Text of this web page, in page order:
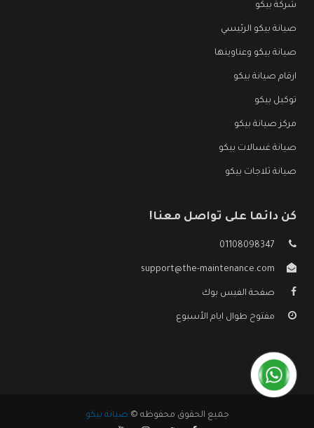
شركة بيكو
صيانة بيكو الرئيسي
صيانة بيكو وعناوينها
ارقام صيانة بيكو
توكيل بيكو
مركز صيانة بيكو
صيانة غسالات بيكو
صيانة ثلاجات بيكو
كن دائما على تواصل معنا!
01108098347
support@the-maintenance.com
صفحة الفيس بوك
مفتوح طوال ايام الأسبوع
جميع الحقوق محفوظه © صيانة بيكو